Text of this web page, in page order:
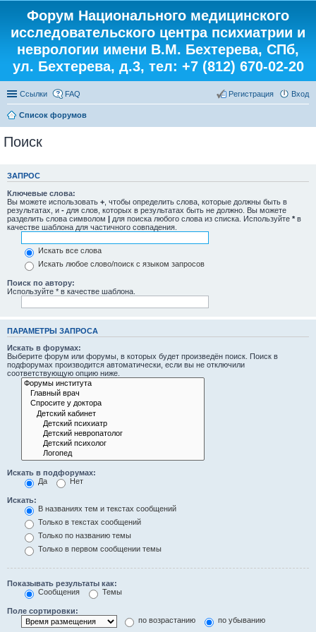
Форум Национального медицинского
исследовательского центра психиатрии и
неврологии имени В.М. Бехтерева, СПб,
ул. Бехтерева, д.3, тел: +7 (812) 670-02-20
Ссылки FAQ Вход
Регистрация
Список форумов
Поиск
ЗАПРОС
Ключевые слова:
Вы можете использовать + , чтобы определить слова, которые должны быть в
результатах, и - для слов, которых в результатах быть не должно. Вы можете
разделить слова символом | для поиска любого слова из списка. Используйте * в
качестве шаблона для частичного совпадения.
Искать все слова
Искать любое слово/поиск с языком запросов
Поиск по автору:
Используйте * в качестве шаблона.
ПАРАМЕТРЫ ЗАПРОСА
Искать в форумах:
Выберите форум или форумы, в которых будет произведён поиск. Поиск в
подфорумах производится автоматически, если вы не отключили
соответствующую опцию ниже.
Искать в подфорумах:
Да
Нет
Искать:
В названиях тем и текстах сообщений
Только в текстах сообщений
Только по названию темы
Только в первом сообщении темы
Показывать результаты как:
Сообщения
Темы
Поле сортировки:
по возрастанию
по убыванию